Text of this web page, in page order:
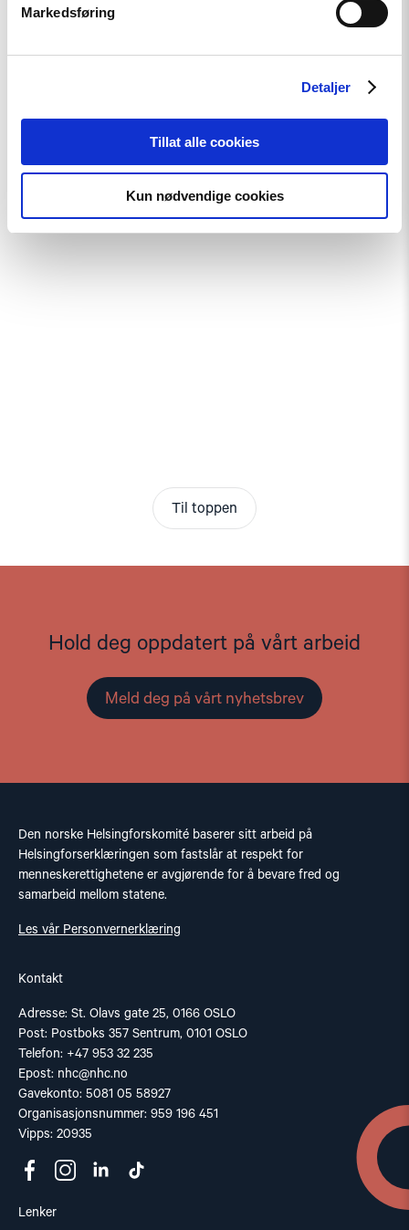
Markedsføring
Detaljer
Tillat alle cookies
Kun nødvendige cookies
Testamentariske gaver
Meld deg på vårt nyhetsbrev
Bli praktikant hos oss
Til toppen
Hold deg oppdatert på vårt arbeid
Meld deg på vårt nyhetsbrev
Den norske Helsingforskomité baserer sitt arbeid på
Helsingforserklæringen som fastslår at respekt for
menneskerettighetene er avgjørende for å bevare fred og
samarbeid mellom statene.
Les vår Personvernerklæring
Kontakt
Adresse: St. Olavs gate 25, 0166 OSLO
Post: Postboks 357 Sentrum, 0101 OSLO
Telefon: +47 953 32 235
Epost: nhc@nhc.no
Gavekonto: 5081 05 58927
Organisasjonsnummer: 959 196 451
Vipps: 20935
Lenker